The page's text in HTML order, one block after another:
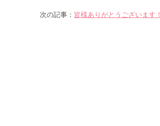
次の記事： 皆様ありがとうございます！